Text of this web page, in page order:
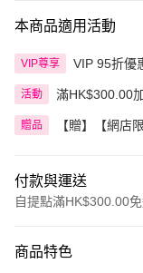
本商品適用活動
VIP尊享 VIP 95折優
活動 滿HK$300.00
贈品
【贈】【網店
付款與運送
自提點滿HK$300.00
信用卡
商品特色